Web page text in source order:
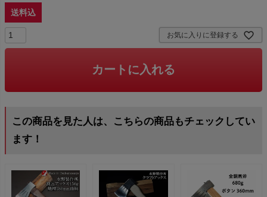
送料込
お気に入りに登録する
カートに入れる
この商品を見た人は、こちらの商品もチェックしてい
ます！